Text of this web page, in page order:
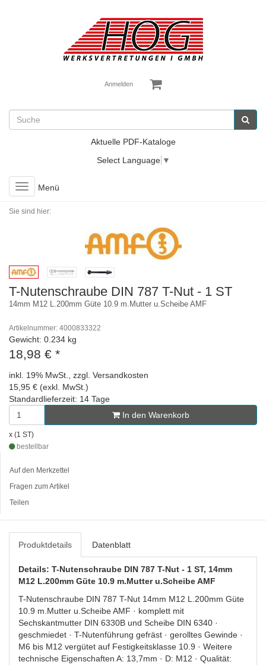
Anmelden
Aktuelle PDF-Kataloge
Select Language ▼
Toggle
navigation
Menü
Sie sind hier:
T-Nutenschraube DIN 787 T-Nut - 1 ST
14mm M12 L.200mm Güte 10.9 m.Mutter u.Scheibe AMF
Artikelnummer: 4000833322
Gewicht: 0.234 kg
18,98 € *
inkl. 19% MwSt., zzgl. Versandkosten
15,95 € (exkl. MwSt.)
Standardlieferzeit: 14 Tage
In den Warenkorb
x (1 ST)
bestellbar
Auf den Merkzettel
Fragen zum Artikel
Teilen
Produktdetails Datenblatt
Details: T-Nutenschraube DIN 787 T-Nut - 1 ST, 14mm
M12 L.200mm Güte 10.9 m.Mutter u.Scheibe AMF
T-Nutenschraube DIN 787 T-Nut 14mm M12 L.200mm Güte
10.9 m.Mutter u.Scheibe AMF · komplett mit
Sechskantmutter DIN 6330B und Scheibe DIN 6340 ·
geschmiedet · T-Nutenführung gefräst · gerolltes Gewinde ·
M6 bis M12 vergütet auf Festigkeitsklasse 10.9 · Weitere
technische Eigenschaften A: 13,7mm · D: M12 · Qualität: